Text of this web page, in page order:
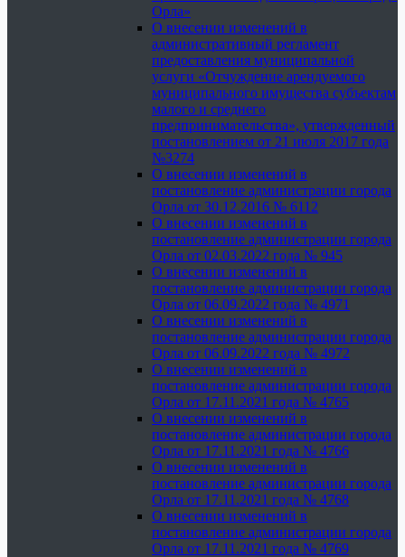
Орла»
О внесении изменений в
административный регламент
предоставления муниципальной
услуги «Отчуждение арендуемого
муниципального имущества субъектам
малого и среднего
предпринимательства», утвержденный
постановлением от 21 июля 2017 года
№3274
О внесении изменений в
постановление администрации города
Орла от 30.12.2016 № 6112
О внесении изменений в
постановление администрации города
Орла от 02.03.2022 года № 945
О внесении изменений в
постановление администрации города
Орла от 06.09.2022 года № 4971
О внесении изменений в
постановление администрации города
Орла от 06.09.2022 года № 4972
О внесении изменений в
постановление администрации города
Орла от 17.11.2021 года № 4765
О внесении изменений в
постановление администрации города
Орла от 17.11.2021 года № 4766
О внесении изменений в
постановление администрации города
Орла от 17.11.2021 года № 4768
О внесении изменений в
постановление администрации города
Орла от 17.11.2021 года № 4769